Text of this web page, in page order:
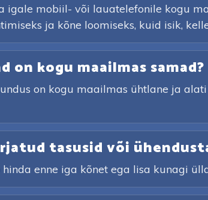
igale mobiil- või lauatelefonile kogu
ja kõne loomiseks, kuid isik,
on kogu maailmas samad?
on kogu maailmas ühtlane ja
tasusid või
hinda enne iga kõnet ega lisa kunagi